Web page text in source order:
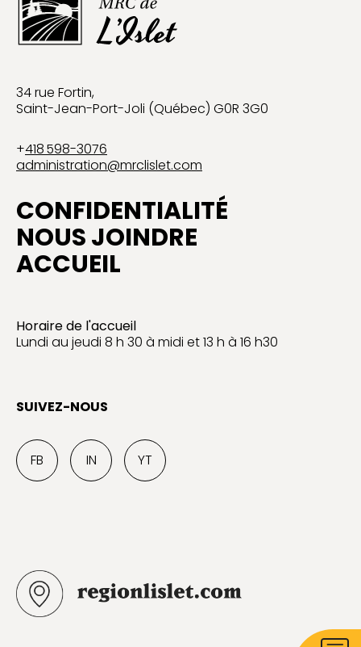
34 rue Fortin,
Saint-Jean-Port-Joli (Québec) G0R 3G0
+418 598-3076
administration@mrclislet.com
CONFIDENTIALITÉ
NOUS JOINDRE
ACCUEIL
Horaire de l'accueil
Lundi au jeudi 8 h 30 à midi et 13 h à 16 h30
SUIVEZ-NOUS
FB IN YT